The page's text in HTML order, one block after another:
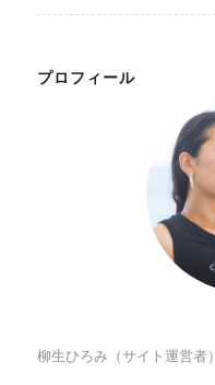
プロフィール
柳生ひろみ（サイト運営者）